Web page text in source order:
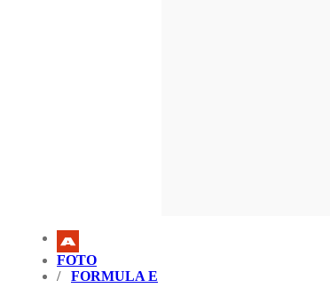
FOTO
FORMULA E